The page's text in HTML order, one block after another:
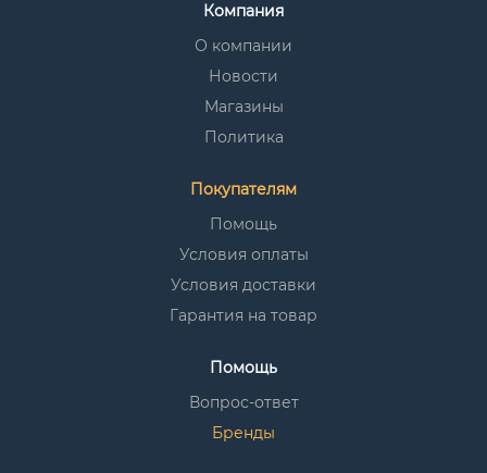
Компания
О компании
Новости
Магазины
Политика
Покупателям
Помощь
Условия оплаты
Условия доставки
Гарантия на товар
Помощь
Вопрос-ответ
Бренды